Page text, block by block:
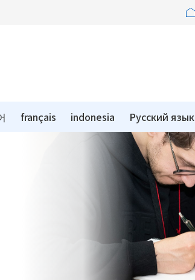
français indonesia Pусский язык